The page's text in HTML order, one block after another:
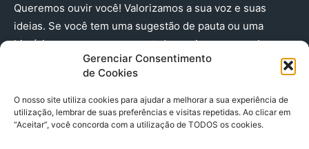
Gerenciar Consentimento
de Cookies
O nosso site utiliza cookies para ajudar a melhorar a sua experiência de
utilização, lembrar de suas preferências e visitas repetidas. Ao clicar em
“Aceitar”, você concorda com a utilização de TODOS os cookies.
Queremos ouvir você! Valorizamos a sua voz e suas
ideias. Se você tem uma sugestão de pauta ou uma
história que merece ser contada, envie-nos agora!
(91) 98224 - 3111